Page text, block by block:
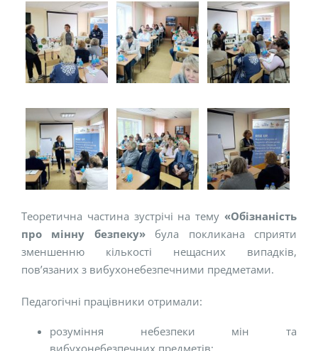
Теоретична частина зустрічі на тему «Обізнаність
про мінну безпеку»була покликана сприяти
зменшенню кількості нещасних випадків,
пов’язаних з вибухонебезпечними предметами.
Педагогічні працівники отримали:
розуміння небезпеки мін та